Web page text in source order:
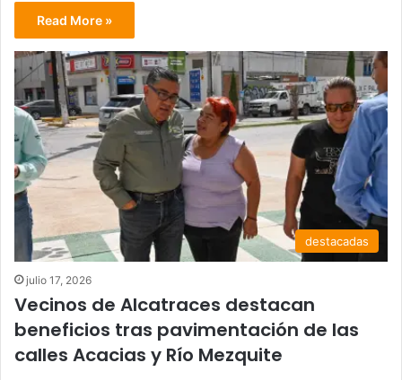
Read More »
destacadas
julio 17, 2026
Vecinos de Alcatraces destacan
beneficios tras pavimentación de las
calles Acacias y Río Mezquite